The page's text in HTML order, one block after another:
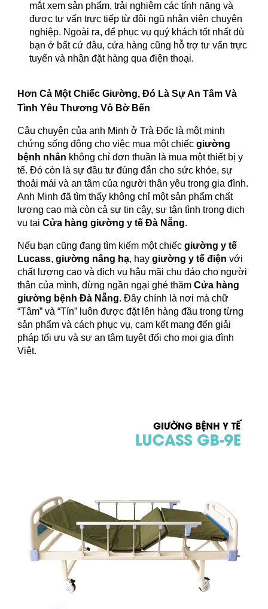
mắt xem sản phẩm, trải nghiệm các tính năng và
được tư vấn trực tiếp từ đội ngũ nhân viên chuyên
nghiệp. Ngoài ra, để phục vụ quý khách tốt nhất dù
bạn ở bất cứ đâu, cửa hàng cũng hỗ trợ tư vấn trực
tuyến và nhận đặt hàng qua điện thoại.
Hơn Cả Một Chiếc Giường, Đó Là Sự An Tâm Và
Tình Yêu Thương Vô Bờ Bến
Câu chuyện của anh Minh ở Trà Đốc là một minh
chứng sống động cho việc mua một chiếcgiường
bệnh nhân không chỉ đơn thuần là mua một thiết bị y
tế. Đó còn là sự đầu tư đúng đắn cho sức khỏe, sự
thoải mái và an tâm của người thân yêu trong gia đình.
Anh Minh đã tìm thấy không chỉ một sản phẩm chất
lượng cao mà còn cả sự tin cậy, sự tận tình trong dịch
vụ tạiCửa hàng giường y tế Đà Nẵng.
Nếu bạn cũng đang tìm kiếm một chiếcgiường y tế
Lucass,giường nâng hạ, haygiường y tế điện với
chất lượng cao và dịch vụ hậu mãi chu đáo cho người
thân của mình, đừng ngần ngại ghé thămCửa hàng
giường bệnh Đà Nẵng. Đây chính là nơi mà chữ
“Tâm” và “Tín” luôn được đặt lên hàng đầu trong từng
sản phẩm và cách phục vụ, cam kết mang đến giải
pháp tối ưu và sự an tâm tuyệt đối cho mọi gia đình
Việt.